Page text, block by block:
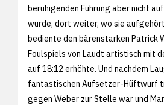
beruhigenden Führung aber nicht
wurde, dort weiter, wo sie
bediente den bärenstarken Patrick
Foulspiels von Laudt artistisch mit
auf 18:12 erhöhte. Und nachdem
fantastischen Aufsetzer-Hüftwurf
gegen Weber zur Stelle war und